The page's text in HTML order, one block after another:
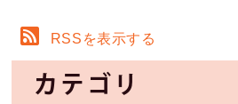
RSSを表示する
カテゴリ